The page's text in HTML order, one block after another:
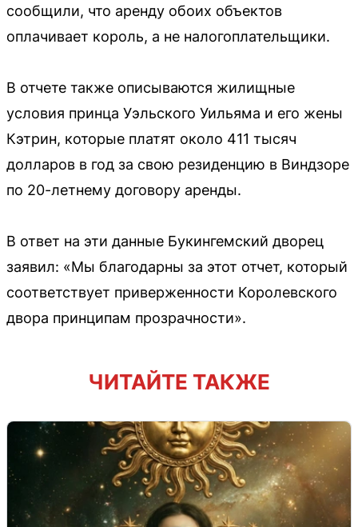
сообщили, что аренду обоих объектов
оплачивает король, а не налогоплательщики.
В отчете также описываются жилищные
условия принца Уэльского Уильяма и его жены
Кэтрин, которые платят около 411 тысяч
долларов в год за свою резиденцию в Виндзоре
по 20-летнему договору аренды.
В ответ на эти данные Букингемский дворец
заявил: «Мы благодарны за этот отчет, который
соответствует приверженности Королевского
двора принципам прозрачности».
ЧИТАЙТЕ ТАКЖЕ